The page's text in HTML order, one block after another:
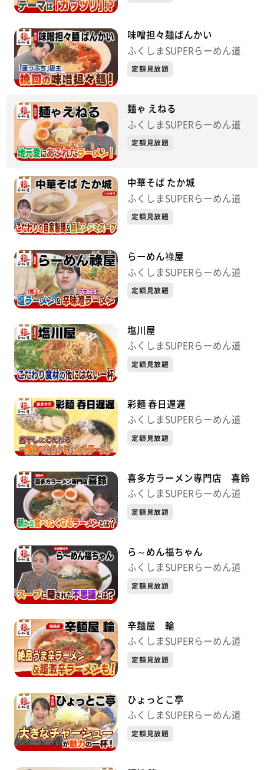
味噌担々麺ばんかい
ふくしまSUPERらーめん道
定額見放題
麺ゃ えねる
ふくしまSUPERらーめん道
定額見放題
中華そば たか城
ふくしまSUPERらーめん道
定額見放題
らーめん祿屋
ふくしまSUPERらーめん道
定額見放題
塩川屋
ふくしまSUPERらーめん道
定額見放題
彩麺 春日遅遅
ふくしまSUPERらーめん道
定額見放題
喜多方ラーメン専門店 喜鈴
ふくしまSUPERらーめん道
定額見放題
ら～めん福ちゃん
ふくしまSUPERらーめん道
定額見放題
辛麺屋 輪
ふくしまSUPERらーめん道
定額見放題
ひょっとこ亭
ふくしまSUPERらーめん道
定額見放題